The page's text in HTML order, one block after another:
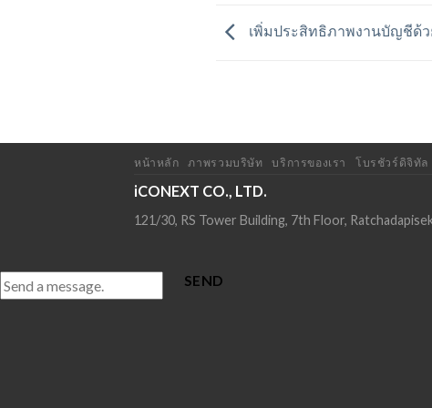
เพิ่มประสิทธิภาพงานบัญชีด้ว
หน้าหลัก ภาพรวมบริษัท บริการของเรา โบรชัวร์ดิจิทัล
iCONEXT CO., LTD.
121/30, RS Tower Building, 7th Floor,
SEND